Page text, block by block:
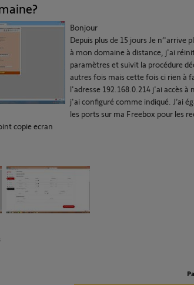
Bonjour
Depuis plus de 15 jours Je n’'arrive
à mon domaine à distance, j'ai
paramètres et suivit la procédure
autres fois mais cette fois ci rien à
l'adresse 192.168.0.214 j'ai accès à
j'ai configuré comme indiqué. J’ai
les ports sur ma Freebox pour les
copie ecran